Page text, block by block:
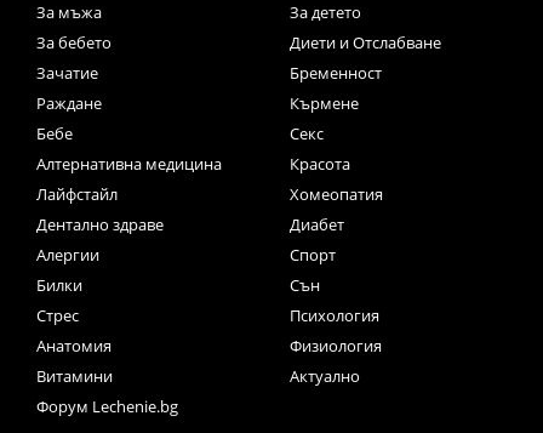
За мъжа
За детето
За бебето
Диети и Отслабване
Зачатие
Бременност
Раждане
Кърмене
Бебе
Секс
Алтернативна медицина
Красота
Лайфстайл
Хомеопатия
Дентално здраве
Диабет
Алергии
Спорт
Билки
Сън
Стрес
Психология
Анатомия
Физиология
Витамини
Актуално
Форум Lechenie.bg